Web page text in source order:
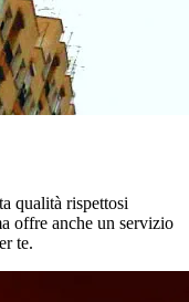
qualità rispettosi
offre anche un servizio
te.